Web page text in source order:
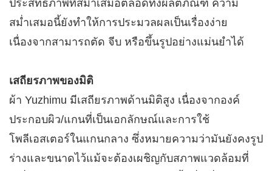
ประสิทธิภาพที่สม่ำเสมอตลอดทั้งผลิตภัณฑ์ ความ
สม่ำเสมอนี้ยังทำให้การประมวลผลเป็นเรื่องง่าย
เนื่องจากสามารถตัด จีบ หรือขึ้นรูปอย่างแม่นยำได้
เสถียรภาพของมิติ
ผ้า Yuzhimu มีเสถียรภาพด้านมิติสูง เนื่องจากองค์
ประกอบผิว/แกนที่เป็นเอกลักษณ์และการใช้
โพลีเอสเตอร์ในแกนกลาง ซึ่งหมายความว่ามันยังคงรูป
ร่างและขนาดไว้แม้จะต้องเผชิญกับสภาพแวดล้อมที่